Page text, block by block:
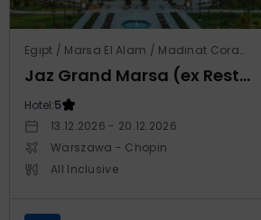
Egipt / Marsa El Alam / Madinat Coraya
Jaz Grand Marsa (ex Resta Grand Resort)
Hotel:5
13.12.2026 - 20.12.2026
Warszawa - Chopin
All Inclusive